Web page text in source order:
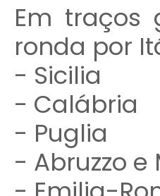
Em traços
ronda por
- Sicilia
- Calábria
- Puglia
- Abruzzo e